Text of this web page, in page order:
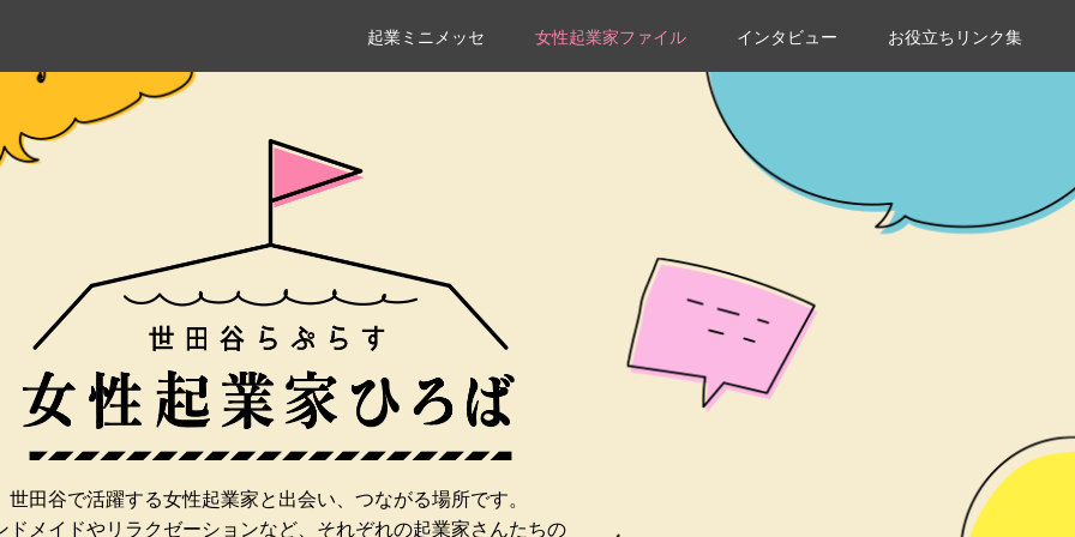
起業ミニメッセ 女性起業家ファイル インタビュー お役立ちリンク集
世田谷で活躍する女性起業家と 出会い、つながる場所です。
ドメイドやリラクゼーションなど、 それぞれの起業家さんたちの